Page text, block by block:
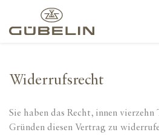
Widerrufsrecht
Sie haben das Recht, innen vierzehn
Gründen diesen Vertrag zu